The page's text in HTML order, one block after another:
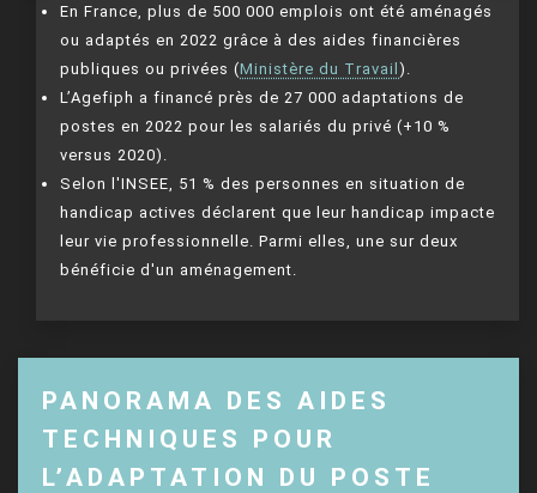
En France, plus de 500 000 emplois ont été aménagés
ou adaptés en 2022 grâce à des aides financières
publiques ou privées (Ministère du Travail ).
L’Agefiph a financé près de 27 000 adaptations de
postes en 2022 pour les salariés du privé (+10 %
versus 2020).
Selon l'INSEE, 51 % des personnes en situation de
handicap actives déclarent que leur handicap impacte
leur vie professionnelle. Parmi elles, une sur deux
bénéficie d'un aménagement.
PANORAMA DES AIDES
TECHNIQUES POUR
L’ADAPTATION DU POSTE